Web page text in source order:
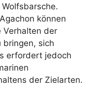
können
Verhalten der
bringen, sich
erfordert jedoch
der Zielarten.